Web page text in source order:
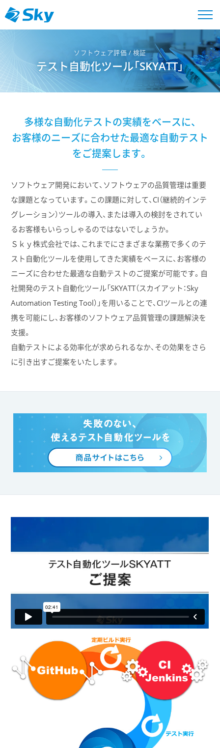
ソフトウェア評価 / 検証
テスト自動化ツール「SKYATT」
多様な自動化テストの実績をベースに、
お客様のニーズに合わせた最適な自動テスト
をご提案します。
ソフトウェア開発において、ソフトウェアの品質管理は重要
な課題となっています。この課題に対して、CI（継続的インテ
グレーション）ツールの導入、または導入の検討をされてい
るお客様もいらっしゃるのではないでしょうか。
Ｓｋｙ株式会社では、これまでにさまざまな業務で多くのテ
スト自動化ツールを使用してきた実績をベースに、お客様の
ニーズに合わせた最適な自動テストのご提案が可能です。自
社開発のテスト自動化ツール「SKYATT（スカイアット：Sky
Automation Testing Tool）」を用いることで、CIツールとの連
携を可能にし、お客様のソフトウェア品質管理の課題解決を
支援。
自動テストによる効率化が求められるなか、その効果をさら
に引き出すご提案をいたします。